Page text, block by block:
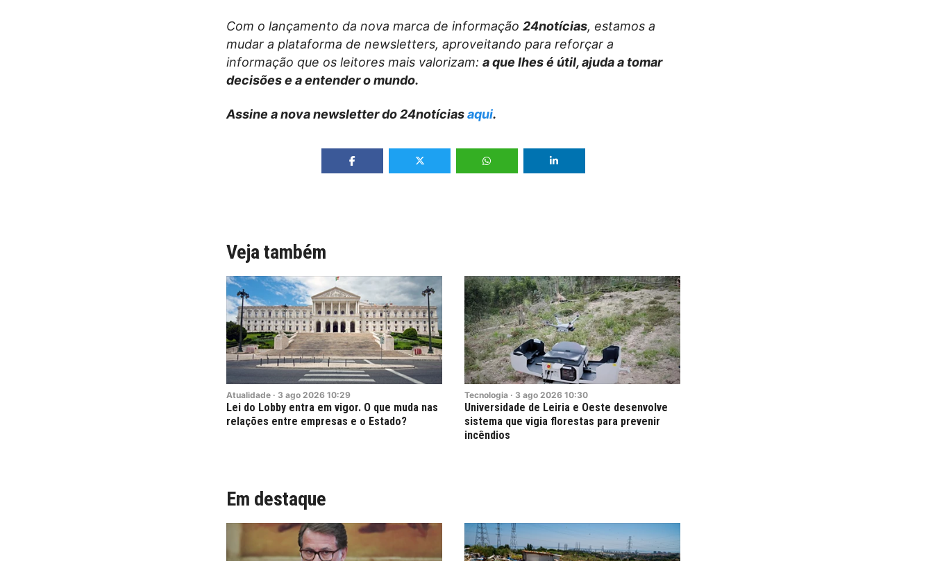
Com o lançamento da nova marca de informação 24notícias, estamos a
mudar a plataforma de newsletters, aproveitando para reforçar a
informação que os leitores mais valorizam: a que lhes é útil, ajuda a tomar
decisões e a entender o mundo.
Assine a nova newsletter do 24notíciasaqui.
Veja também
Atualidade · 3 ago 2026 10:29
Lei do Lobby entra em vigor. O que muda nas
relações entre empresas e o Estado?
Tecnologia · 3 ago 2026 10:30
Universidade de Leiria e Oeste desenvolve
sistema que vigia florestas para prevenir
incêndios
Em destaque